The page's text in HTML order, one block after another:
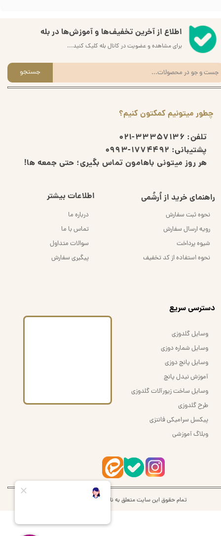
چطور میتونیم کمکتون کنیم؟
تلفن: 33357136-021
پشتیبانی: 1774492-0993
هر روز میتونی باهامون تماس بگیری؛ حتی جمعه ها!
راهنمای خرید از اُرشُمی
نحوه ثبت سفارش
رویه ارسال سفارش
شیوه پرداخت
نحوه استفاده از کد تخفیف
اطلاعات بیشتر
درباره ما
تماس با ما
سوالات متداول
پیگیری سفارش
اطلاع از آخرین تخفیف‌ها و آموزش‌ها در بله
برای مشاهده و عضویت در کانال بله کلیک کنید...
جستجو
تمام حقوق این سایت متعلق به نام اُرشُمی | orshomi می‌باشد.
​دسترسی سریع
وسایل گلدوزی
وسایل شماره دوزی
وسایل پانچ دوزی
آموزش نیدل پانچ
وسایل ساخت زیورآلات گلدوزی
طرح گلدوزی
پیکسل سرامیکی فانتزی
وبلاگ آموزشی